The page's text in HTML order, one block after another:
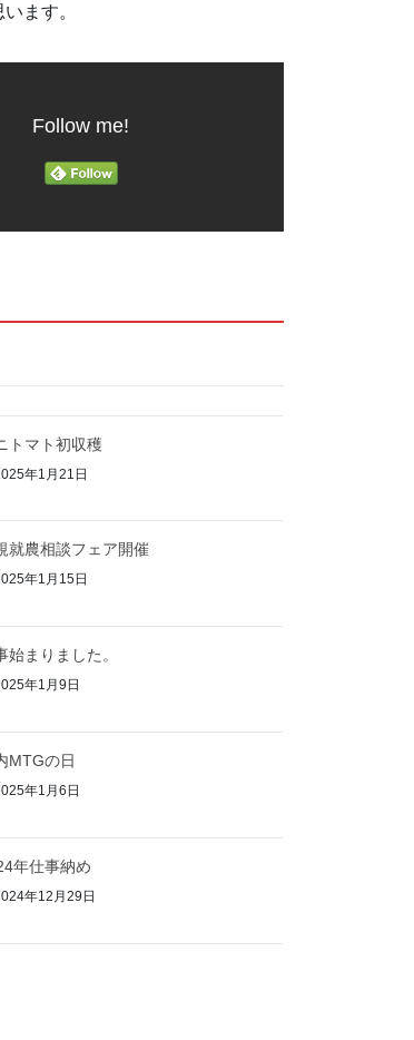
ます。
Follow me!
トマト初収穫
年1月21日
就農相談フェア開催
年1月15日
始まりました。
年1月9日
MTGの日
年1月6日
年仕事納め
年12月29日